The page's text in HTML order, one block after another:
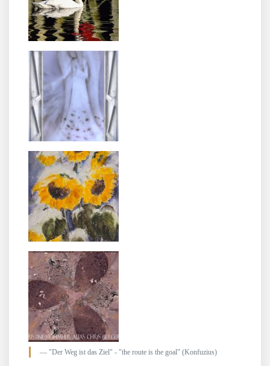
"Der Weg ist das Ziel" - "the route is the goal" (Konfuzius)